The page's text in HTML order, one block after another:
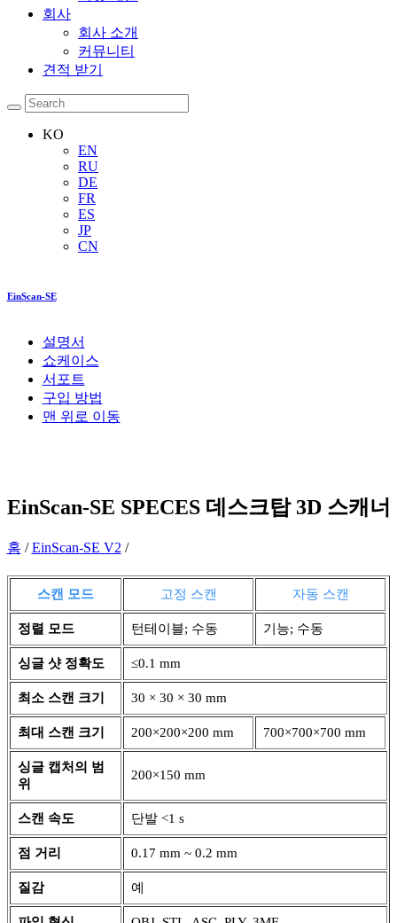
회사
회사 소개
커뮤니티
견적 받기
KO
EN
RU
DE
FR
ES
JP
CN
EinScan-SE
설명서
쇼케이스
서포트
구입 방법
맨 위로 이동
EinScan-SE SPECES 데스크탑 3D 스캐너
홈 /EinScan-SE V2 /
스캔 모드 고정 스캔 자동 스캔
정렬 모드 턴테이블; 수동 기능; 수동
싱글 샷 정확도 ≤0.1 mm
최소 스캔 크기 30 × 30 × 30 mm
최대 스캔 크기 200×200×200 mm 700×700×700 mm
싱글 캡처의 범
위
200×150 mm
스캔 속도 단발 <1 s
점 거리 0.17 mm ~ 0.2 mm
질감 예